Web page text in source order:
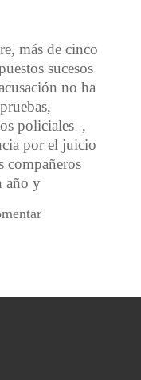
más de cinco
sucesos
no ha
policiales–,
por el juicio
compañeros
año y
a la sentencia